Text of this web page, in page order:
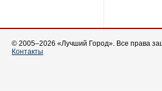
© 2005–2026 «Лучший Город». Все права
Контакты